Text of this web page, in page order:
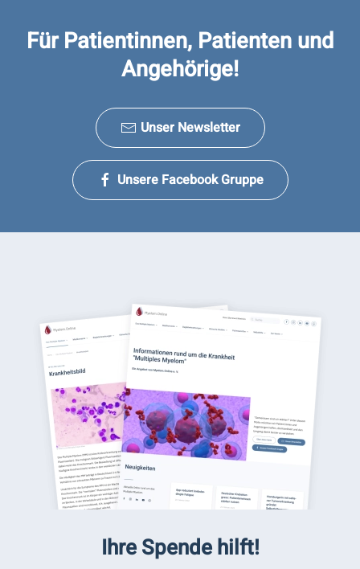
Für Patientinnen, Patienten und
Angehörige!
Unser Newsletter
Unsere Facebook Gruppe
Ihre Spende hilft!